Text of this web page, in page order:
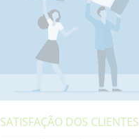
SATISFAÇÃO DOS CLIENTES